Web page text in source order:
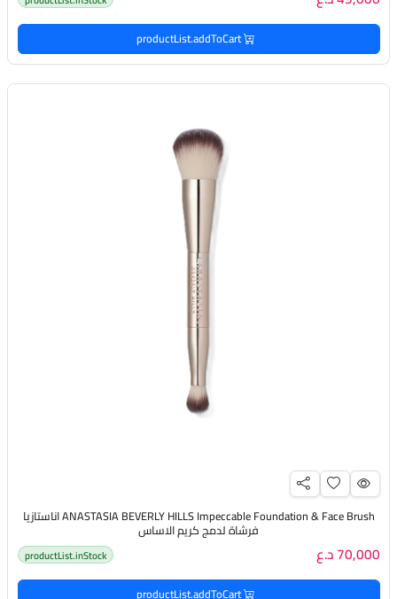
productList.addToCart
ANASTASIA BEVERLY HILLS Impeccable Foundation & Face Brush اناستازيا
فرشاة لدمج كريم الاساس
70,000 د.ع productList.inStock
productList.addToCart